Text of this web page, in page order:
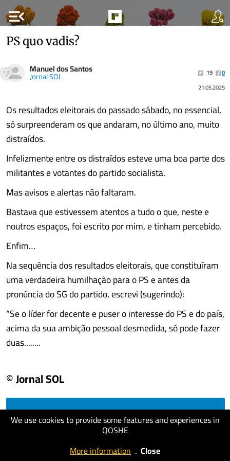
menu_open
We use cookies to provide some features and experiences in
QOSHE
More information . Close
PS quo vadis?
Manuel dos Santos
Jornal SOL 19
0
21.05.2025
Os resultados eleitorais do passado sábado, no essencial,
só surpreenderam os que andaram, no último ano, muito
distraídos.
Infelizmente entre os distraídos esteve uma boa parte dos
militantes e votantes do partido socialista.
Mas avisos e alertas não faltaram.
Bastava que estivessem atentos a tudo o que, neste e
noutros espaços, foi escrito por mim, e tinham percebido.
Enfim…
Na sequência dos resultados eleitorais, que constituíram
uma verdadeira humilhação para o PS e antes da
pronúncia do SG do partido, escrevi (sugerindo):
“Se o líder for decente e puser o interesse do PS e do país,
acima da sua ambição pessoal desmedida, só pode fazer
duas........
© Jornal SOL
visit website